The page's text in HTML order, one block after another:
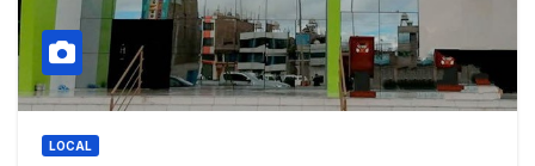
LOCAL